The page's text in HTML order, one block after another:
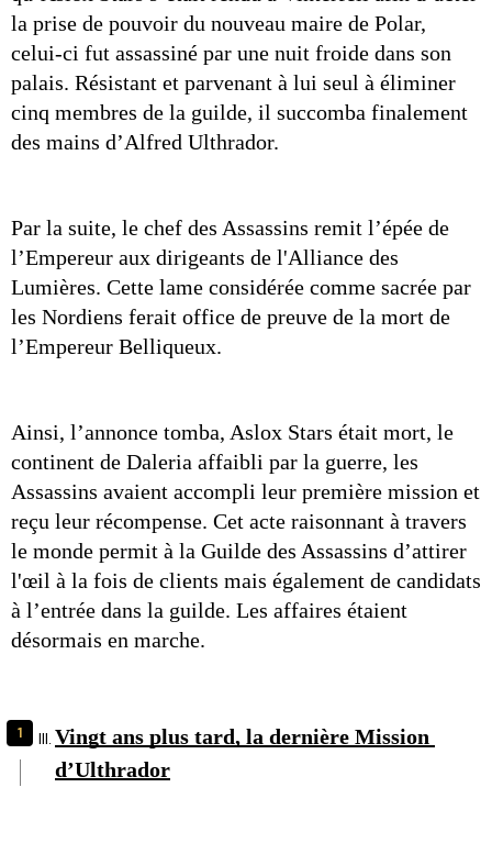
la prise de pouvoir du nouveau maire de Polar,
celui-ci fut assassiné par une nuit froide dans son
palais. Résistant et parvenant à lui seul à éliminer
cinq membres de la guilde, il succomba finalement
des mains d’Alfred Ulthrador.
Par la suite, le chef des Assassins remit l’épée de
l’Empereur aux dirigeants de l'Alliance des
Lumières. Cette lame considérée comme sacrée par
les Nordiens ferait office de preuve de la mort de
l’Empereur Belliqueux.
Ainsi, l’annonce tomba, Aslox Stars était mort, le
continent de Daleria affaibli par la guerre, les
Assassins avaient accompli leur première mission et
reçu leur récompense. Cet acte raisonnant à travers
le monde permit à la Guilde des Assassins d’attirer
l'œil à la fois de clients mais également de candidats
à l’entrée dans la guilde. Les affaires étaient
désormais en marche.
Vingt ans plus tard, la dernière Mission
d’Ulthrador